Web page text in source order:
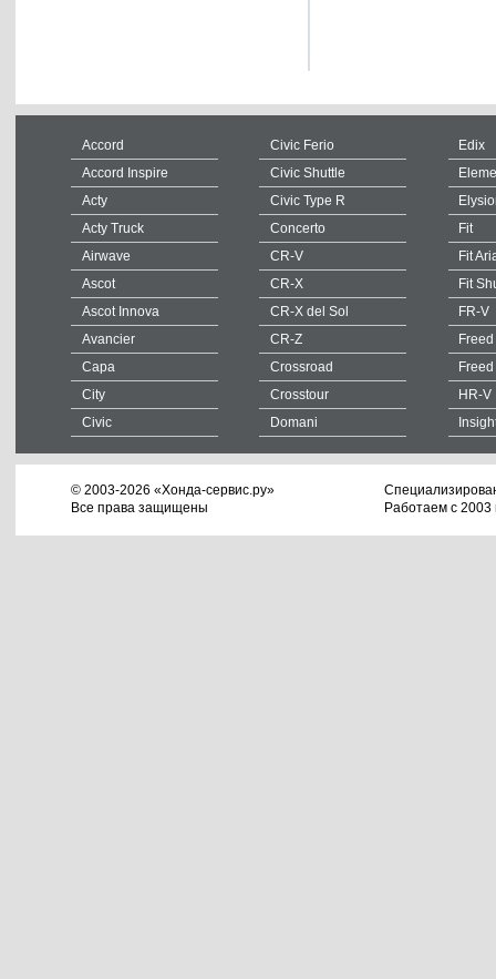
Accord
Accord Inspire
Acty
Acty Truck
Airwave
Ascot
Ascot Innova
Avancier
Capa
City
Civic
Civic Ferio
Civic Shuttle
Civic Type R
Concerto
CR-V
CR-X
CR-X del Sol
CR-Z
Crossroad
Crosstour
Domani
Edix
Fit
Fit
Fit
FR-V
Freed
HR-V
© 2003-2026 «Хонда-сервис.ру»
Все права защищены
Работаем с 2003